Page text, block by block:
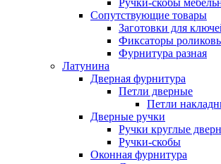
Ручки-скобы
Сопутствующие товары
Заготовки для
Фиксаторы
Фурнитура разная
Латунина
Дверная фурнитура
Петли дверные
Петли
Дверные ручки
Ручки круглые
Ручки-скобы
Оконная фурнитура